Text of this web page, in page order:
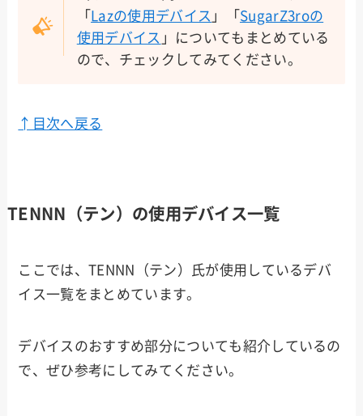
「 Lazの使用デバイス 」「 SugarZ3roの
使用デバイス 」についてもまとめている
ので、チェックしてみてください。
↑目次へ戻る
TENNN（テン）の使用デバイス一覧
ここでは、TENNN（テン）氏が使用しているデバ
イス一覧をまとめています。
デバイスのおすすめ部分についても紹介しているの
で、ぜひ参考にしてみてください。